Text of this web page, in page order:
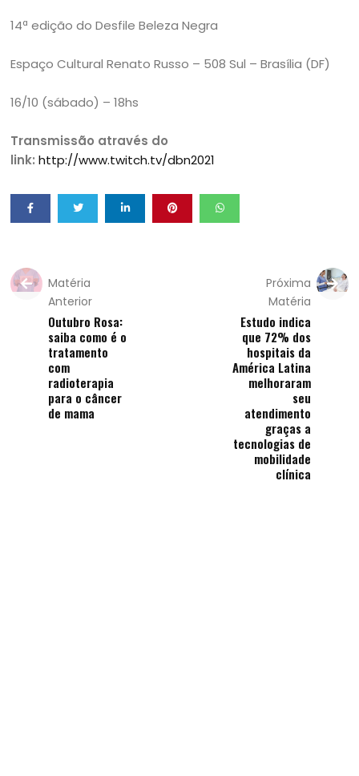
14ª edição do Desfile Beleza Negra
Espaço Cultural Renato Russo – 508 Sul – Brasília (DF)
16/10 (sábado) – 18hs
Transmissão através do
link: http://www.twitch.tv/dbn2021
Matéria
Anterior
Outubro Rosa:
saiba como é o
tratamento
com
radioterapia
para o câncer
de mama
Próxima
Matéria
Estudo indica
que 72% dos
hospitais da
América Latina
melhoraram
seu
atendimento
graças a
tecnologias de
mobilidade
clínica